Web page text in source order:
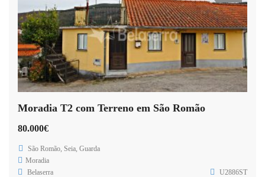
Moradia T2 com Terreno em São Romão
80.000€
São Romão, Seia, Guarda
Moradia
Belaserra
U2886ST